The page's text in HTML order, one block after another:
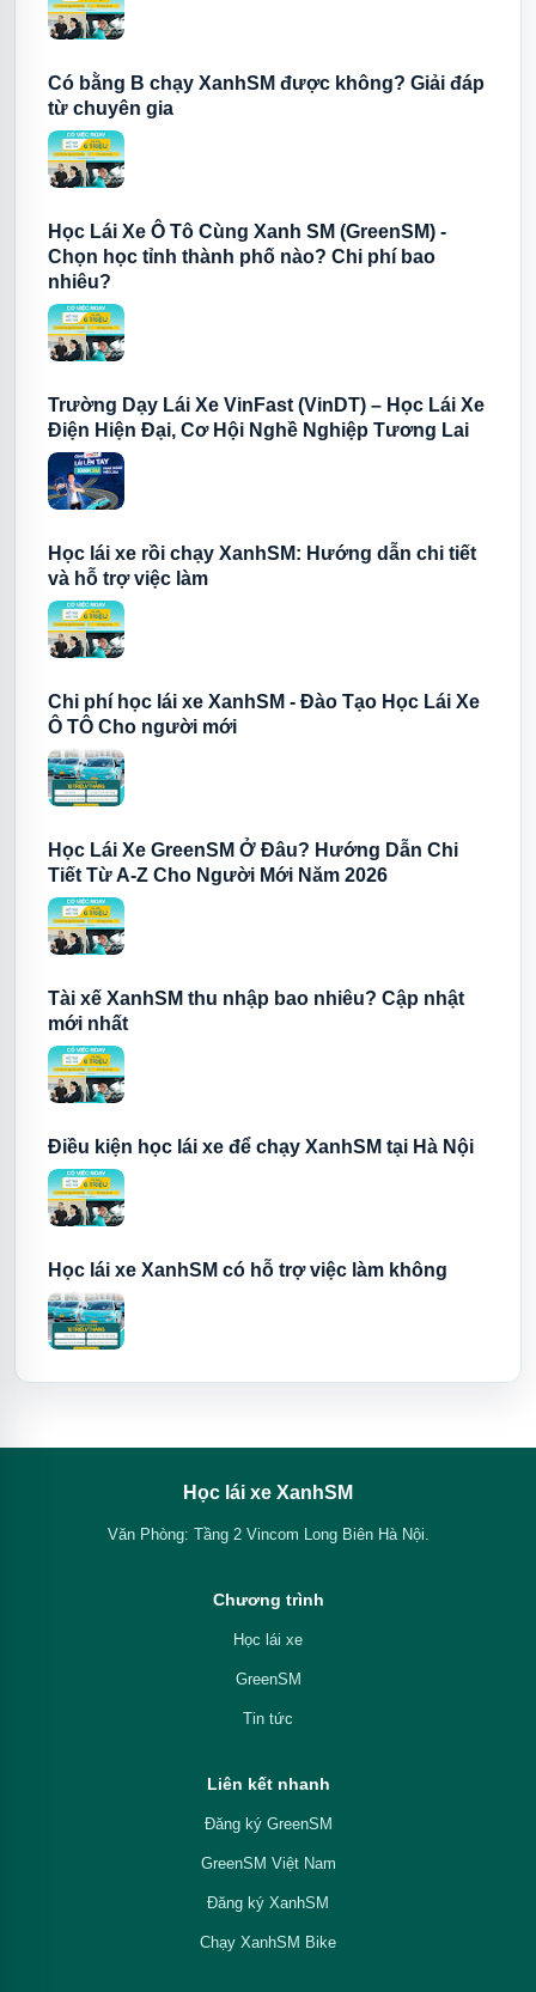
Có bằng B chạy XanhSM được không? Giải đáp
từ chuyên gia
Học Lái Xe Ô Tô Cùng Xanh SM (GreenSM) -
Chọn học tỉnh thành phố nào? Chi phí bao
nhiêu?
Trường Dạy Lái Xe VinFast (VinDT) – Học Lái Xe
Điện Hiện Đại, Cơ Hội Nghề Nghiệp Tương Lai
Học lái xe rồi chạy XanhSM: Hướng dẫn chi tiết
và hỗ trợ việc làm
Chi phí học lái xe XanhSM - Đào Tạo Học Lái Xe
Ô TÔ Cho người mới
Học Lái Xe GreenSM Ở Đâu? Hướng Dẫn Chi
Tiết Từ A-Z Cho Người Mới Năm 2026
Tài xế XanhSM thu nhập bao nhiêu? Cập nhật
mới nhất
Điều kiện học lái xe để chạy XanhSM tại Hà Nội
Học lái xe XanhSM có hỗ trợ việc làm không
Học lái xe XanhSM
Văn Phòng: Tầng 2 Vincom Long Biên Hà Nội.
Chương trình
Học lái xe
GreenSM
Tin tức
Liên kết nhanh
Đăng ký GreenSM
GreenSM Việt Nam
Đăng ký XanhSM
Chạy XanhSM Bike